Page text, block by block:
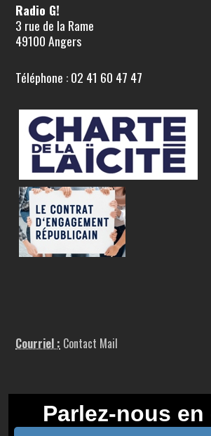
Radio G!
3 rue de la Rame
49100 Angers
Téléphone : 02 41 60 47 47
Courriel : Contact Mail